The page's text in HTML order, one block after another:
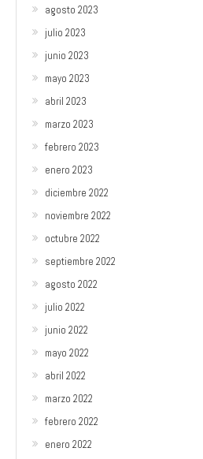
agosto 2023
julio 2023
junio 2023
mayo 2023
abril 2023
marzo 2023
febrero 2023
enero 2023
diciembre 2022
noviembre 2022
octubre 2022
septiembre 2022
agosto 2022
julio 2022
junio 2022
mayo 2022
abril 2022
marzo 2022
febrero 2022
enero 2022